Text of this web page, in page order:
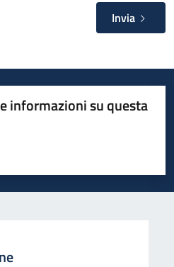
Invia
informazioni su questa
su 5
5